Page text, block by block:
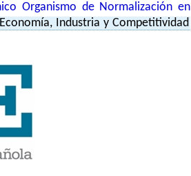
Organismo de Normalización en
Industria y Competitividad